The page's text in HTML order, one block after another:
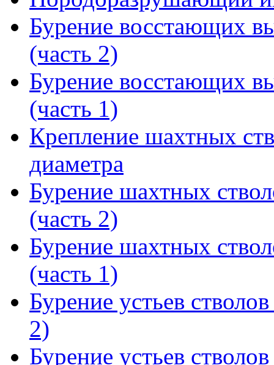
Бурение восстающих
(часть 2)
Бурение восстающих
(часть 1)
Крепление шахтных
диаметра
Бурение шахтных
(часть 2)
Бурение шахтных
(часть 1)
Бурение устьев
2)
Бурение устьев